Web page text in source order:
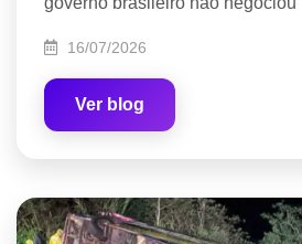
16/07/2026
Ver blog